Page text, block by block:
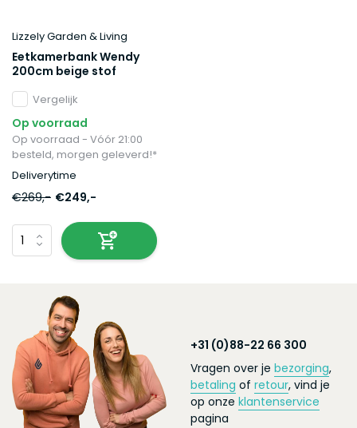
Lizzely Garden & Living
Eetkamerbank Wendy
200cm beige stof
Vergelijk
Op voorraad
Op voorraad - Vóór 21:00
besteld, morgen geleverd!*
Deliverytime
€269,- €249,-
+31 (0)88-22 66 300
Vragen over je bezorging,
betaling of retour, vind je
op onze klantenservice
pagina